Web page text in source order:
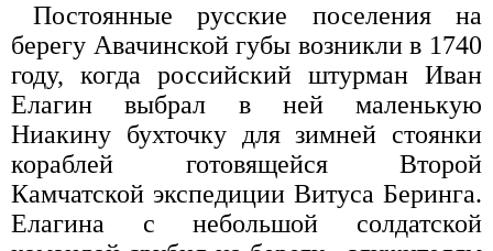
Постоянные русские поселения на
берегу Авачинской губы возникли в 1740
году, когда российский штурман Иван
Елагин выбрал в ней маленькую
Ниакину бухточку для зимней стоянки
кораблей готовящейся Второй
Камчатской экспедиции Витуса Беринга.
Елагина с небольшой солдатской